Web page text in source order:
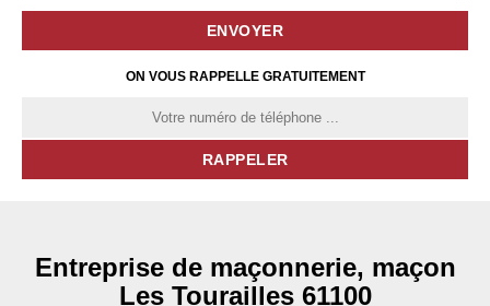
ON VOUS RAPPELLE GRATUITEMENT
Entreprise de maçonnerie, maçon
Les Tourailles 61100